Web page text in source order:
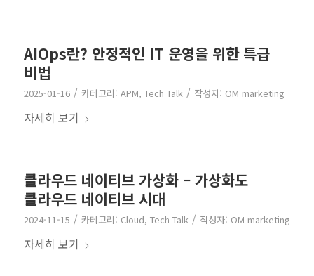
AIOps란? 안정적인 IT 운영을 위한 특급
비법
2025-01-16 / 카테고리: APM, Tech Talk / 작성자: OM marketing
자세히 보기
클라우드 네이티브 가상화 – 가상화도
클라우드 네이티브 시대
2024-11-15 / 카테고리: Cloud, Tech Talk / 작성자: OM marketing
자세히 보기